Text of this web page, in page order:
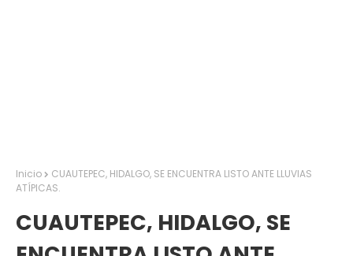
Inicio
CUAUTEPEC, HIDALGO, SE ENCUENTRA LISTO ANTE LLUVIAS
ATÍPICAS.
CUAUTEPEC, HIDALGO, SE